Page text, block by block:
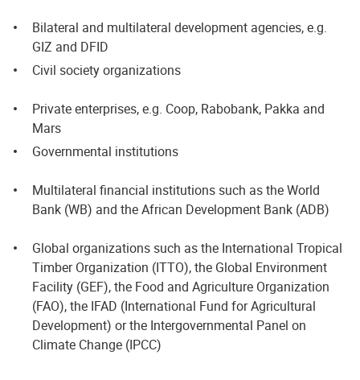
Bilateral and multilateral development agencies, e.g.
GIZ and DFID
Civil society organizations
Private enterprises, e.g. Coop, Rabobank, Pakka and
Mars
Governmental institutions
Multilateral financial institutions such as the World
Bank (WB) and the African Development Bank (ADB)
Global organizations such as the International Tropical
Timber Organization (ITTO), the Global Environment
Facility (GEF), the Food and Agriculture Organization
(FAO), the IFAD (International Fund for Agricultural
Development) or the Intergovernmental Panel on
Climate Change (IPCC)